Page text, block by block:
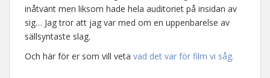
inåtvänt men liksom hade hela auditoriet på insidan av
sig… Jag tror att jag var med om en uppenbarelse av
sällsyntaste slag.
Och här för er som vill veta vad det var för film vi såg.